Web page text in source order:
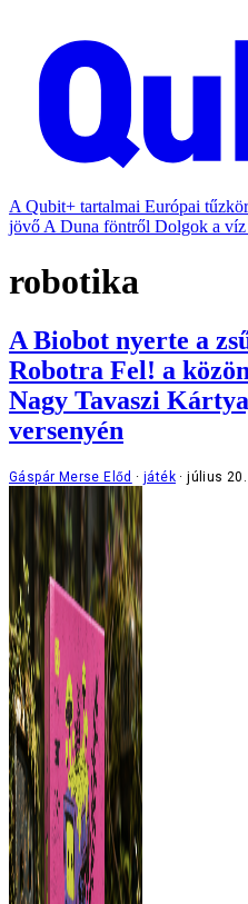
A Qubit+ tartalmai Európai
jövő A Duna föntről Dolgok a víz
robotika
A Biobot nyerte a
Robotra Fel! a
Nagy Tavaszi
versenyén
Gáspár Merse Előd játék július 20.